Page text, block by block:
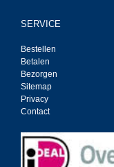
SERVICE
Bestellen
Betalen
Bezorgen
Sitemap
Privacy
Contact